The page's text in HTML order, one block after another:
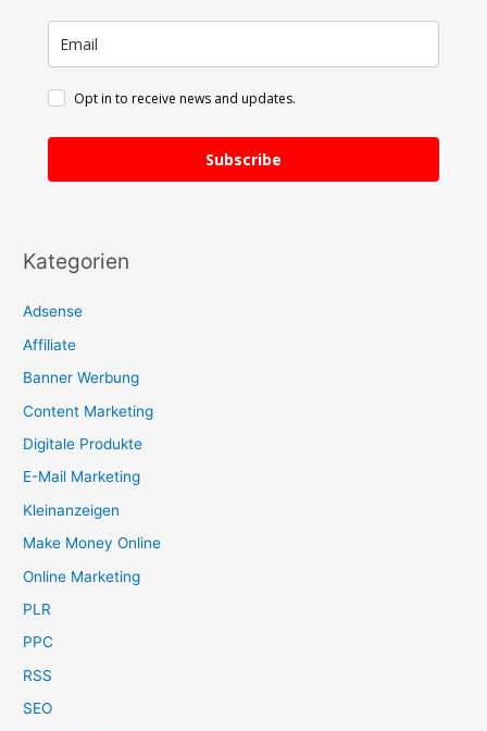
Opt in to receive news and updates.
Subscribe
Kategorien
Adsense
Affiliate
Banner Werbung
Content Marketing
Digitale Produkte
E-Mail Marketing
Kleinanzeigen
Make Money Online
Online Marketing
PLR
PPC
RSS
SEO